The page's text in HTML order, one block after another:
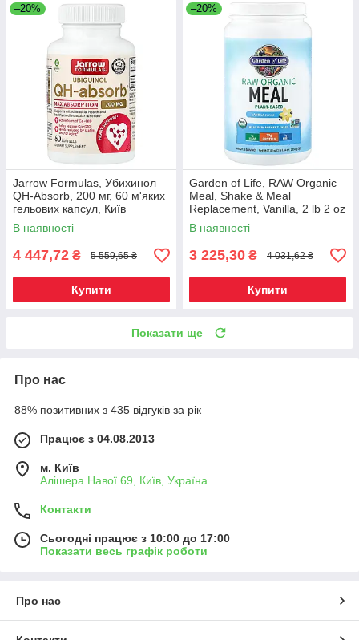
–20%
Jarrow Formulas, Убихинол
QH-Absorb, 200 мг, 60 м'яких
гельових капсул, Київ
В наявності
4 447,72 ₴ 5 559,65 ₴
Купити
–20%
Garden of Life, RAW Organic
Meal, Shake & Meal
Replacement, Vanilla, 2 lb 2 oz
(969 g), Київ
В наявності
3 225,30 ₴ 4 031,62 ₴
Купити
Показати ще
Про нас
88% позитивних з 435 відгуків за рік
Працює з 04.08.2013
м. Київ
Алішера Навої 69, Київ, Україна
Контакти
Сьогодні працює з 10:00 до 17:00
Показати весь графік роботи
Про нас